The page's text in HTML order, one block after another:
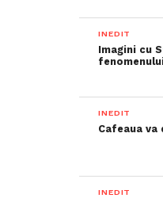
INEDIT
Imagini cu
INEDIT
Cafeaua
INEDIT